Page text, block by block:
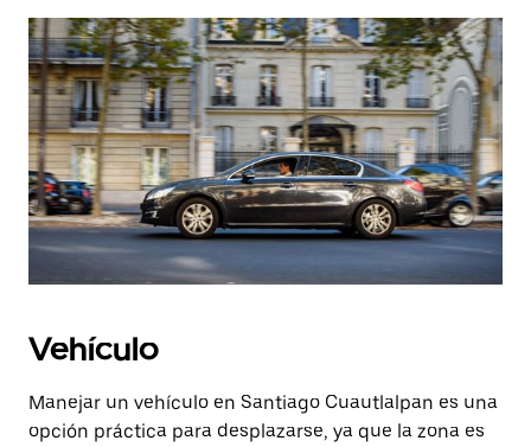
Vehículo
Manejar un vehículo en Santiago Cuautlalpan es una
opción práctica para desplazarse, ya que la zona es